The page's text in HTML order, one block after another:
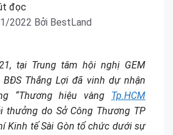
đọc
2022 Bởi BestLand
tại Trung tâm hội nghị GEM
BĐS Thắng Lợi đã vinh dự nhận
“Thương hiệu vàng Tp.HCM
thưởng do Sở Công Thương TP
Kinh tế Sài Gòn tổ chức dướisự